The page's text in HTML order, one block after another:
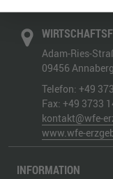
Adam-Ries-
09456
Telefon: +49
Fax: +49 3733
kontakt@wfe-
www.wfe-
INFORMATION